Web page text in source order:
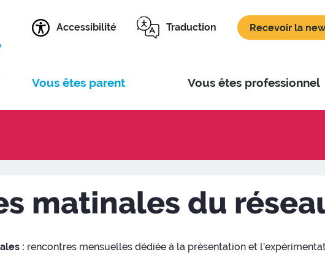
Accessibilité Traduction Recevoir la
Vous êtes parent Vous êtes professionnel
matinales du
: rencontres mensuelles dédiée à la présentation et